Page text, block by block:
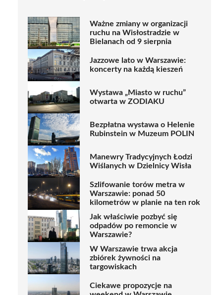
Ważne zmiany w organizacji
ruchu na Wisłostradzie w
Bielanach od 9 sierpnia
Jazzowe lato w Warszawie:
koncerty na każdą kieszeń
Wystawa „Miasto w ruchu”
otwarta w ZODIAKU
Bezpłatna wystawa o Helenie
Rubinstein w Muzeum POLIN
Manewry Tradycyjnych Łodzi
Wiślanych w Dzielnicy Wisła
Szlifowanie torów metra w
Warszawie: ponad 50
kilometrów w planie na ten rok
Jak właściwie pozbyć się
odpadów po remoncie w
Warszawie?
W Warszawie trwa akcja
zbiórek żywności na
targowiskach
Ciekawe propozycje na